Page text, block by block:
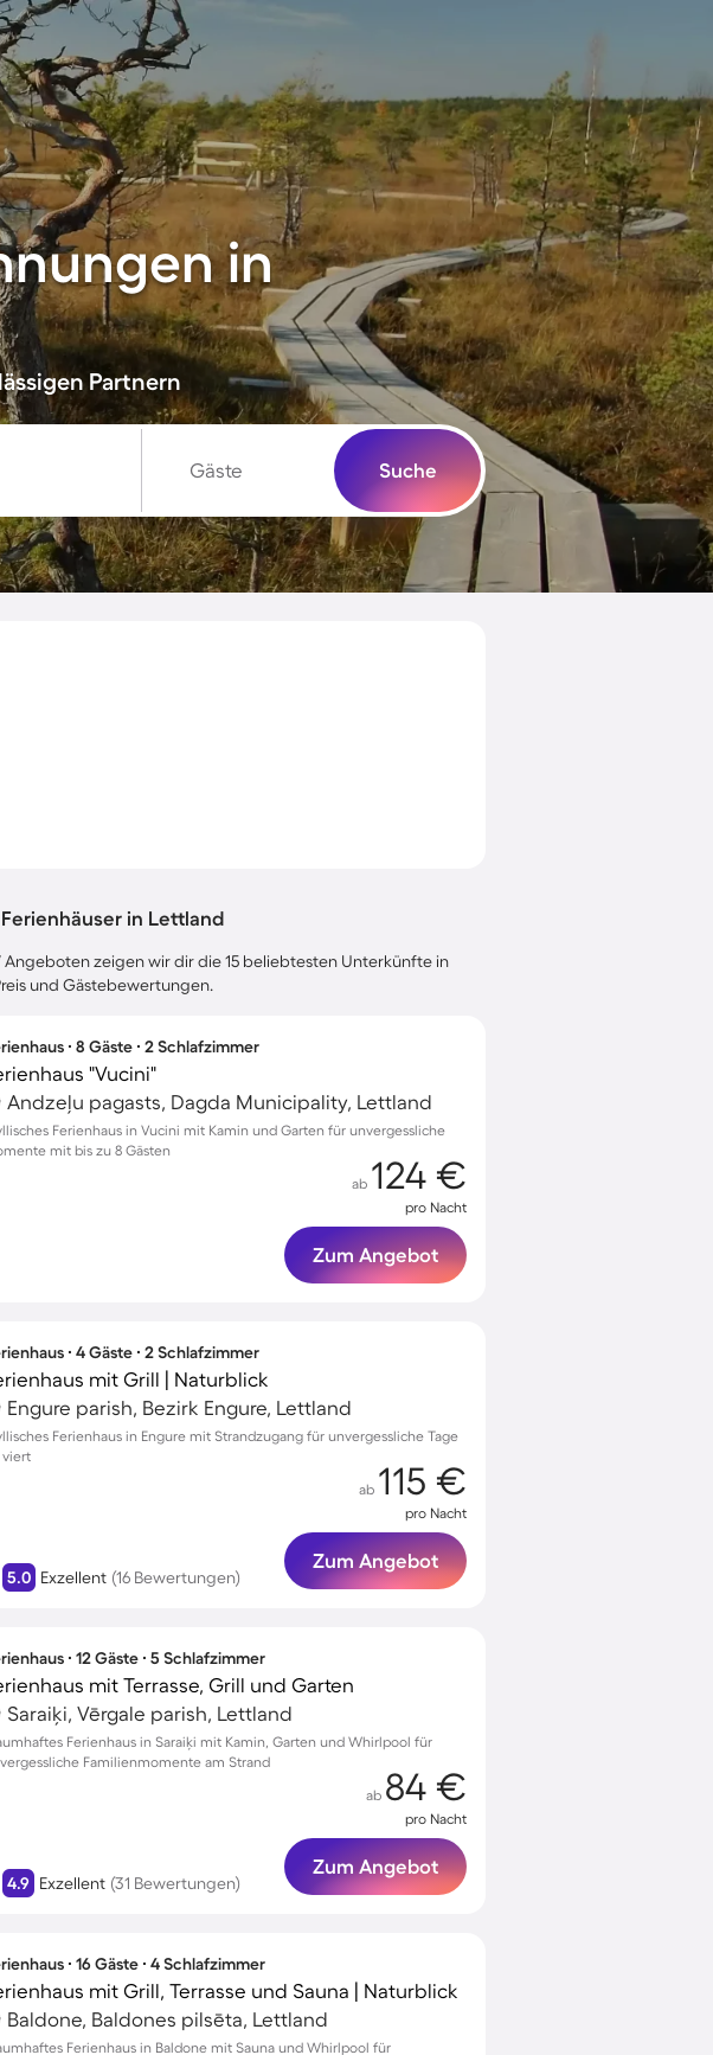
in
Partnern
Gäste Suche
in Lettland
Angeboten zeigen wir dir die 15 beliebtesten Unterkünfte in
und Gästebewertungen.
∙ 8 Gäste ∙ 2 Schlafzimmer
"Vucini"
Andzeļu pagasts, Dagda Municipality, Lettland
Ferienhaus in Vucini mit Kamin und Garten für unvergessliche
mit bis zu 8 Gästen
ab 124 €
pro Nacht
Zum Angebot
∙ 4 Gäste ∙ 2 Schlafzimmer
mit Grill | Naturblick
Engure parish, Bezirk Engure, Lettland
Ferienhaus in Engure mit Strandzugang für unvergessliche Tage
viert
5.0 Exzellent (16 Bewertungen)
ab 115 €
pro Nacht
Zum Angebot
∙ 12 Gäste ∙ 5 Schlafzimmer
mit Terrasse, Grill und Garten
Saraiķi, Vērgale parish, Lettland
Ferienhaus in Saraiķi mit Kamin, Garten und Whirlpool für
Familienmomente am Strand
4.9 Exzellent (31 Bewertungen)
ab 84 €
pro Nacht
Zum Angebot
∙ 16 Gäste ∙ 4 Schlafzimmer
mit Grill, Terrasse und Sauna | Naturblick
Baldone, Baldones pilsēta, Lettland
Ferienhaus in Baldone mit Sauna und Whirlpool für